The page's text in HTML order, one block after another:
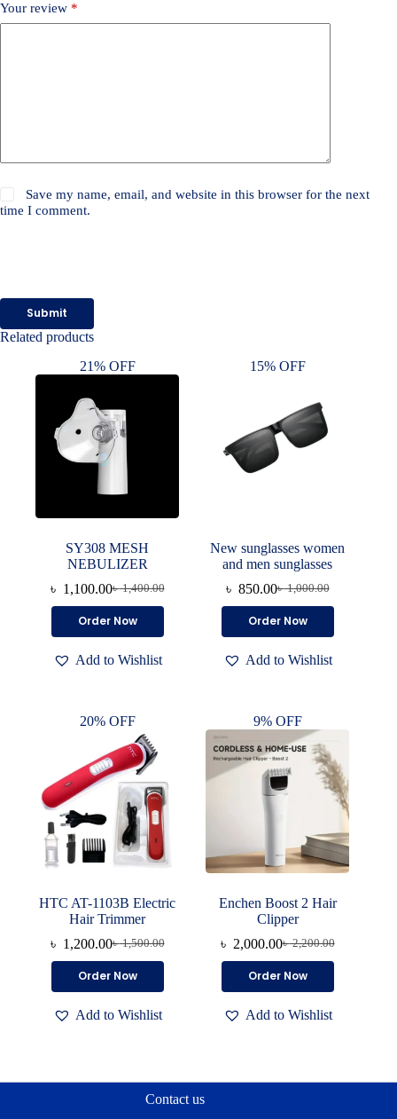
Your review *
Save my name, email, and website in this browser for the next
time I comment.
Submit
Related products
21% OFF
SY308 MESH
NEBULIZER
৳1,400.00
Original
price
was:
৳ 1,100.00Current
price
is:
Order Now
Add to Wishlist
15% OFF
New sunglasses women
and men sunglasses
৳1,000.00
Original
price
was:
৳ 850.00Current
price
is:
Order Now
Add to Wishlist
20% OFF
HTC AT-1103B Electric
Hair Trimmer
৳1,500.00
Original
was:
৳ 1,200.00Current
is:
Order Now
Add to Wishlist
9% OFF
Enchen Boost 2 Hair
Clipper
৳2,200.00
Original
was:
৳ 2,000.00Current
is:
Order Now
Add to Wishlist
Contact us